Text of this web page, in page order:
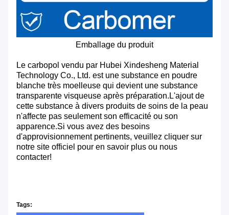
Emballage du produit
Le carbopol vendu par Hubei Xindesheng Material
Technology Co., Ltd. est une substance en poudre
blanche très moelleuse qui devient une substance
transparente visqueuse après préparation.L'ajout de
cette substance à divers produits de soins de la peau
n'affecte pas seulement son efficacité ou son
apparence.Si vous avez des besoins
d'approvisionnement pertinents, veuillez cliquer sur
notre site officiel pour en savoir plus ou nous
contacter!
Tags: